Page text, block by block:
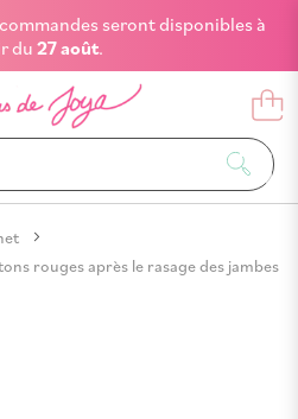
seront disponibles à
du27 août.
rouges après le rasage des jambes